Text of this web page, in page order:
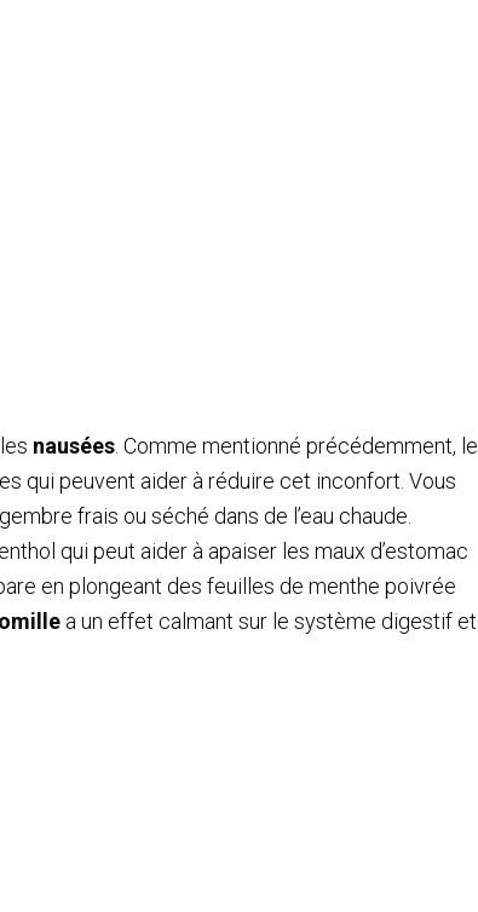
nausées . Comme mentionné précédemment, le
qui peuvent aider à réduire cet inconfort. Vous
frais ou séché dans de l’eau chaude.
qui peut aider à apaiser les maux d’estomac
en plongeant des feuilles de menthe poivrée
a un effet calmant sur le système digestif et